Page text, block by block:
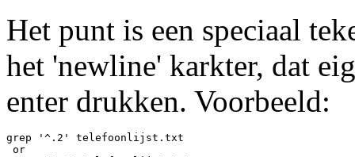
Het punt is een speciaal
het 'newline' karkter, dat
enter drukken. Voorbeeld:
grep '^.2' telefoonlijst.txt
or